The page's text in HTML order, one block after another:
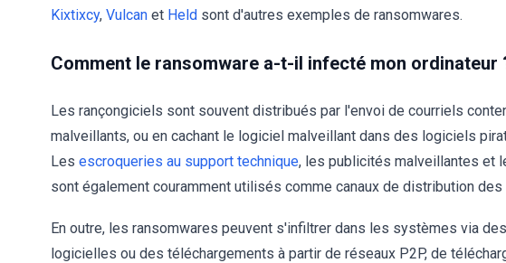
Kixtixcy, Vulcan et Held sont d'autres exemples de ransomwares.
Comment le ransomware a-t-il infecté mon ordinateur
Les rançongiciels sont souvent distribués par l'envoi de courriels
malveillants, ou en cachant le logiciel malveillant dans des logiciels
Les escroqueries au support technique, les publicités malveillantes et
sont également couramment utilisés comme canaux de distribution des
En outre, les ransomwares peuvent s'infiltrer dans les systèmes via
logicielles ou des téléchargements à partir de réseaux P2P, de